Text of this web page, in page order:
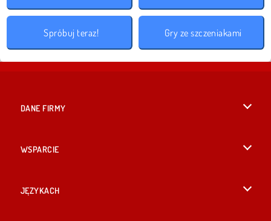
Spróbuj teraz! Gry ze szczeniakami
DANE FIRMY
WSPARCIE
JĘZYKACH